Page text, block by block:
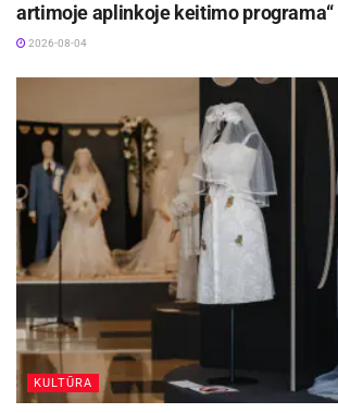
artimoje aplinkoje keitimo programa“
2026-08-04
KULTŪRA